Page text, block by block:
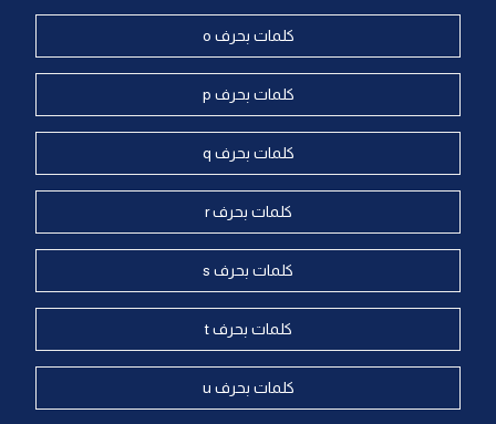
كلمات بحرف o
كلمات بحرف p
كلمات بحرف q
كلمات بحرف r
كلمات بحرف s
كلمات بحرف t
كلمات بحرف u